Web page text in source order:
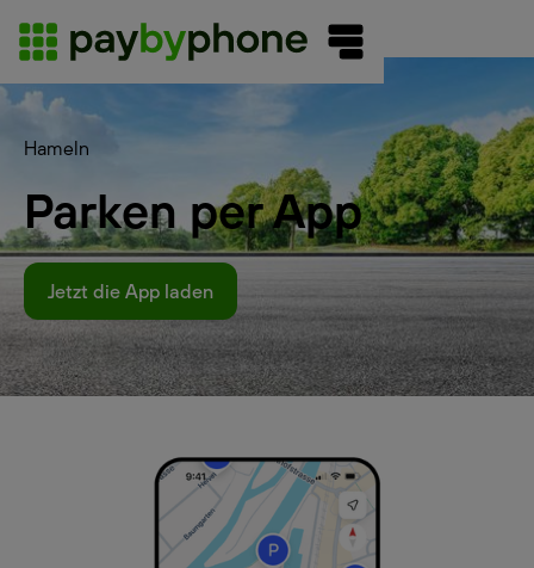
Hameln
Parken per App
Jetzt die App laden